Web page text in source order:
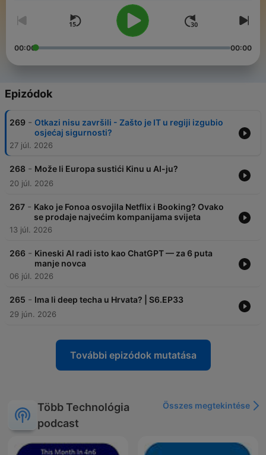
00:00 00:00
Epizódok
269 - Otkazi nisu završili - Zašto je IT u regiji izgubio
osjećaj sigurnosti?
27 júl. 2026
268 - Može li Europa sustići Kinu u AI-ju?
20 júl. 2026
267 - Kako je Fonoa osvojila Netflix i Booking? Ovako
se prodaje najvećim kompanijama svijeta
13 júl. 2026
266 - Kineski AI radi isto kao ChatGPT — za 6 puta
manje novca
06 júl. 2026
265 - Ima li deep techa u Hrvata? | S6.EP33
29 jún. 2026
További epizódok mutatása
Több Technológia
podcast
Összes megtekintése